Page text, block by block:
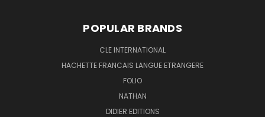
POPULAR BRANDS
CLE INTERNATIONAL
HACHETTE FRANCAIS LANGUE ETRANGERE
FOLIO
NATHAN
DIDIER EDITIONS